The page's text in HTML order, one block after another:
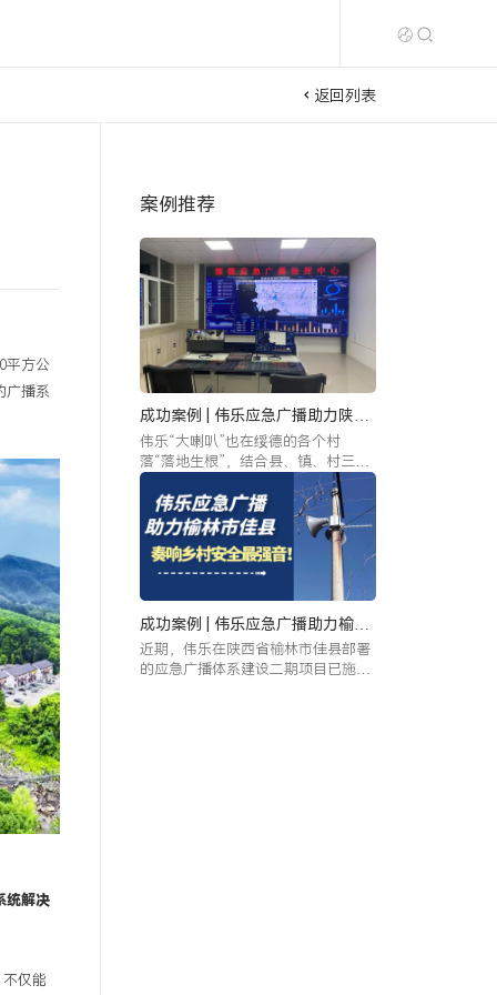
返回列表
平方公
广播系
统解决
仅能
案例推荐
成功案例 | 伟乐应急广播助力陕西
绥德搭建全方位“应急安全管理阵
地”
伟乐“大喇叭”也在绥德的各个村
落“落地生根”，结合县、镇、村三级
信息共享、分级负责的应急广播体
系，传递着党建精神，播报着应急安
全防范知识，为绥德县搭建起了全方
位的“应急安全管理阵地
成功案例 | 伟乐应急广播助力榆林
市佳县奏响乡村安全最强音
近期，伟乐在陕西省榆林市佳县部署
的应急广播体系建设二期项目已施工